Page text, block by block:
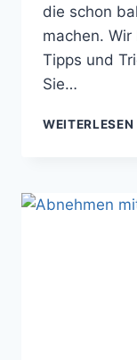
die schon
machen.
Tipps und
Sie…
WEITERLESEN